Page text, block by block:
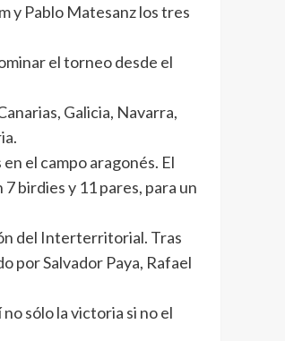
y Pablo Matesanz los tres
el torneo desde el
Galicia, Navarra,
el campo aragonés. El
birdies y 11 pares, para un
del Interterritorial. Tras
por Salvador Paya, Rafael
sólo la victoria si no el